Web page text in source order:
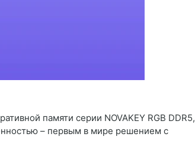
памяти серии NOVAKEY RGB DDR5,
– первым в мире решением с